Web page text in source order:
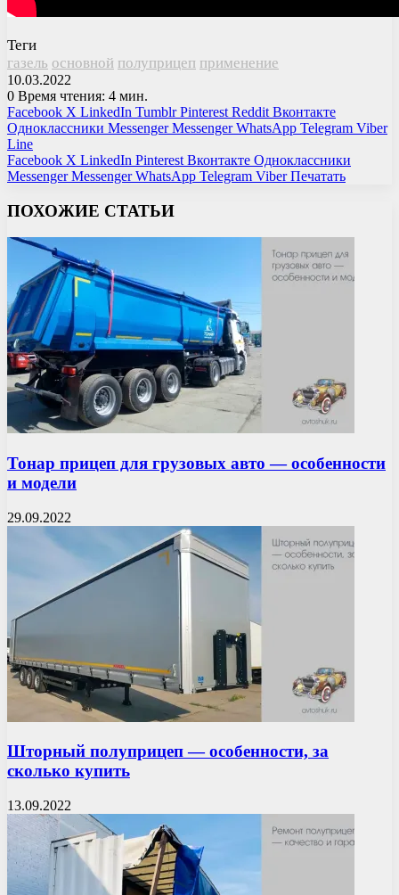
Теги
газель основной полуприцеп применение
10.03.2022
0 Время чтения: 4 мин.
Facebook X LinkedIn Tumblr Pinterest Reddit Вконтакте
Одноклассники Messenger Messenger WhatsApp Telegram Viber
Line
Facebook X LinkedIn Pinterest Вконтакте Одноклассники
Messenger Messenger WhatsApp Telegram Viber Печатать
ПОХОЖИЕ СТАТЬИ
Тонар прицеп для грузовых авто — особенности
и модели
29.09.2022
Шторный полуприцеп — особенности, за
сколько купить
13.09.2022